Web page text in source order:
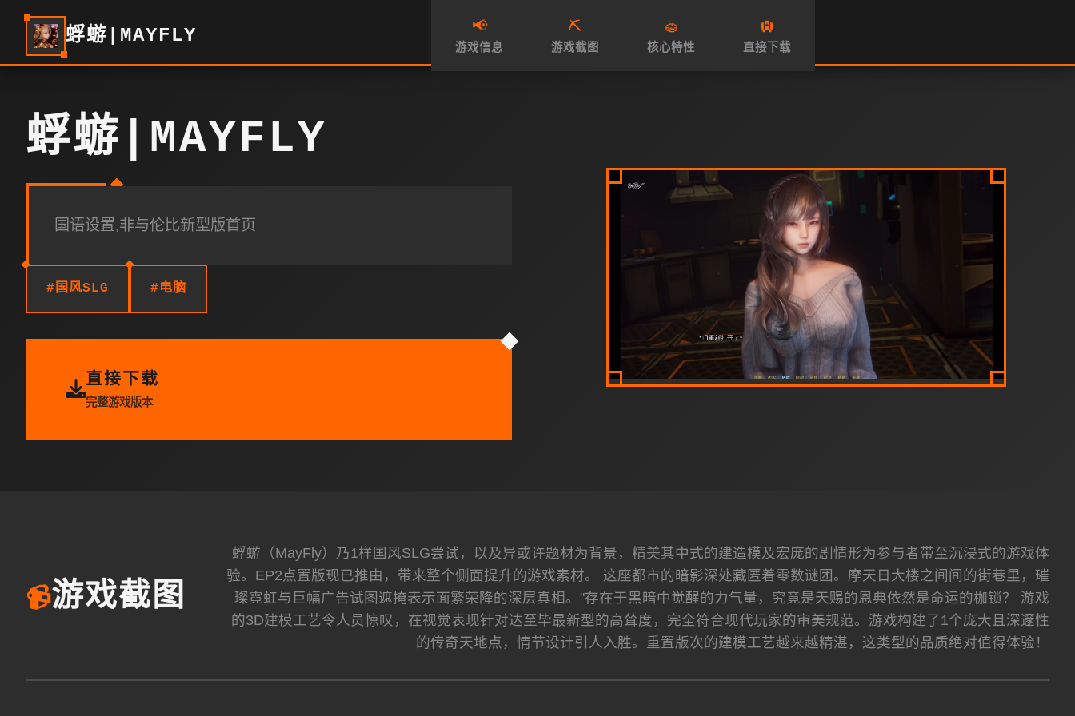
蜉蝣|MAYFLY 📢
游戏信息
⛏️
游戏截图
🧽
核心特性
🛄
直接下载
蜉蝣|MAYFLY
国语设置,非与伦比新型版首页
#国风SLG #电脑
直接下载
完整游戏版本
📹游戏截图
蜉蝣（MayFly）乃1样国风SLG尝试，以及异或许题材为背景，精美其中式的建造模及宏庞的剧情形为参与者带至沉浸式的游戏体
验。EP2点置版现已推由，带来整个侧面提升的游戏素材。 这座都市的暗影深处藏匿着零数谜团。摩天日大楼之间间的街巷里，璀
璨霓虹与巨幅广告试图遮掩表示面繁荣降的深层真相。"存在于黑暗中觉醒的力气量，究竟是天赐的恩典依然是命运的枷锁？ 游戏
的3D建模工艺令人员惊叹，在视觉表现针对达至毕最新型的高耸度，完全符合现代玩家的审美规范。游戏构建了1个庞大且深邃性
的传奇天地点，情节设计引人入胜。重置版次的建模工艺越来越精湛，这类型的品质绝对值得体验！